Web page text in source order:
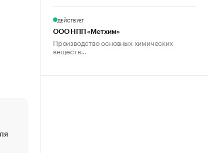
ДЕЙСТВУЕТ
ООО НПП «Метхим»
Производство основных химических
веществ...